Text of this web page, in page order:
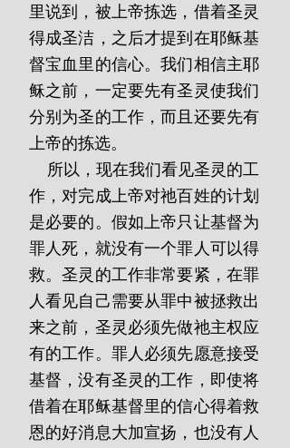
里说到，被上帝拣选，借着圣灵
得成圣洁，之后才提到在耶稣基
督宝血里的信心。我们相信主耶
稣之前，一定要先有圣灵使我们
分别为圣的工作，而且还要先有
上帝的拣选。
作，对完成上帝对祂百姓的计划
是必要的。假如上帝只让基督为
罪人死，就没有一个罪人可以得
救。圣灵的工作非常要紧，在罪
人看见自己需要从罪中被拯救出
来之前，圣灵必须先做祂主权应
有的工作。罪人必须先愿意接受
基督，没有圣灵的工作，即使将
借着在耶稣基督里的信心得着救
恩的好消息大加宣扬，也没有人